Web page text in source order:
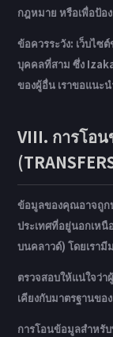
กฎหมาย หรือเพื่อป้อ
ข้อควรระวัง: เว็บไซ
บุคคลที่สาม ซึ่ง
ของผู้อื่น เราขอแนะ
VIII. การโอ
ข้อมูลของคุณอาจถูก
ประเทศที่อยู่นอกเห
บนคลาวด์) โดยเรามี
ตรวจสอบให้แน่ใจว่
เคียงกับมาตรฐานของ
การโอนข้อมูลสำหรับ